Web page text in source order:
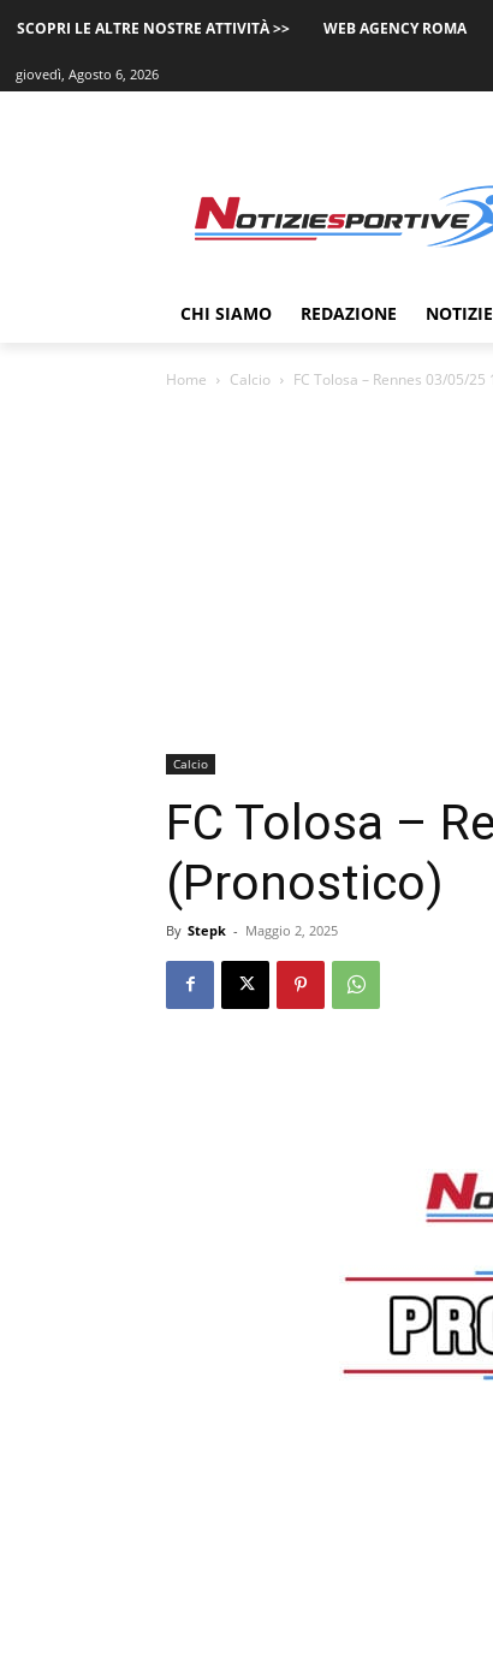
SCOPRI LE ALTRE NOSTRE ATTIVITÀ >> WEB AGENCY ROMA
giovedì, Agosto 6, 2026
CHI SIAMO REDAZIONE
Home Calcio FC Tolosa – Rennes 03/05/
Calcio
FC Tolosa –
(Pronostico)
By Stepk - Maggio 2, 2025